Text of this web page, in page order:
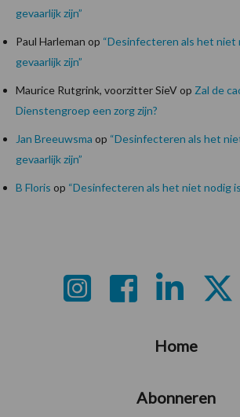
gevaarlijk zijn”
Paul Harleman op “Desinfecteren als het niet
gevaarlijk zijn”
Maurice Rutgrink, voorzitter SieVop Zal de
Dienstengroep een zorg zijn?
Jan Breeuwsma op “Desinfecteren als het
gevaarlijk zijn”
B Floris op “Desinfecteren als het niet nodig
Home
Abonneren